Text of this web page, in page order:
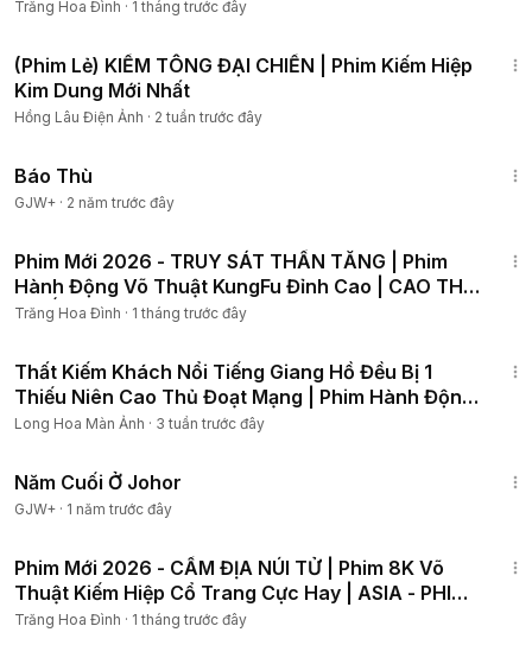
#phimle #phimvothuat #phimhanhdong
------------------------------------------------------------------
--------------------
© Bản quyền thuộc về ASIA - PHIM HAY và Đối Tác
© Copyright all rights reserved
Trăng Hoa Đình · 1 tháng trước đây
(Phim Lẻ) KIẾM TÔNG ĐẠI CHIẾN | Phim Kiếm Hiệp
Kim Dung Mới Nhất
Hồng Lâu Điện Ảnh · 2 tuần trước đây
Báo Thù
GJW+ · 2 năm trước đây
Phim Mới 2026 - TRUY SÁT THẦN TĂNG | Phim
Hành Động Võ Thuật KungFu Đỉnh Cao | CAO THỦ
THIẾU LÂM
Trăng Hoa Đình · 1 tháng trước đây
Thất Kiếm Khách Nổi Tiếng Giang Hồ Đều Bị 1
Thiếu Niên Cao Thủ Đoạt Mạng | Phim Hành Động
Võ Thuật
Long Hoa Màn Ảnh · 3 tuần trước đây
Năm Cuối Ở Johor
GJW+ · 1 năm trước đây
Phim Mới 2026 - CẤM ĐỊA NÚI TỬ | Phim 8K Võ
Thuật Kiếm Hiệp Cổ Trang Cực Hay | ASIA - PHIM
HAY
Trăng Hoa Đình · 1 tháng trước đây